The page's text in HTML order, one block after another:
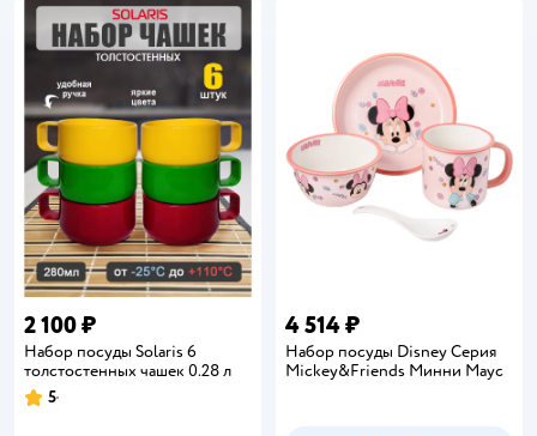
2 100 ₽
Набор посуды Solaris 6
толстостенных чашек 0.28 л
Рейтинг:
5
4 514 ₽
Набор посуды Disney Серия
Mickey&Friends Минни Маус